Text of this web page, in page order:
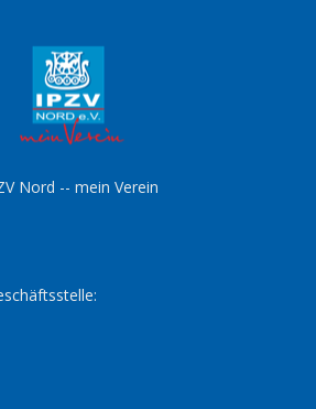
Nord -- mein Verein